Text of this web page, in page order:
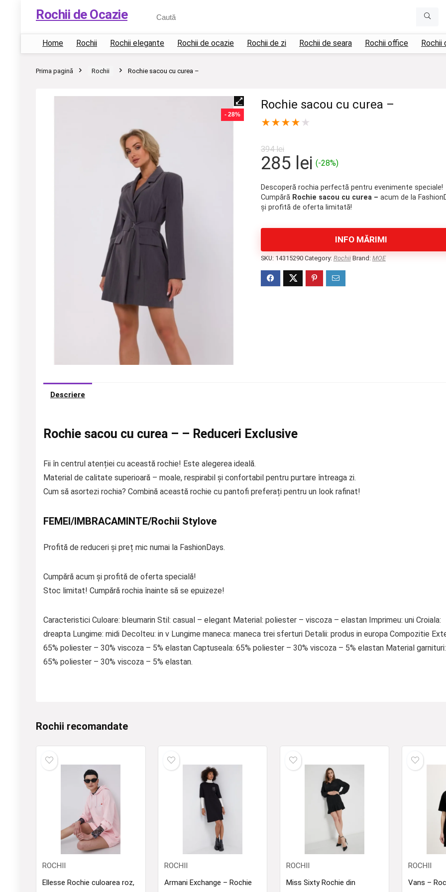
Rochii de Ocazie
Home Rochii Rochii elegante Rochii de ocazie Rochii de zi Rochii de seara Rochii office Rochii
Prima pagină Rochii Rochie sacou cu curea –
- 28%
Rochie sacou cu curea –
★★★★ ★
394lei
Prețul
a
fost:
394 lei.
285 leiPrețul
este:
285 lei.
(-28%)
Descoperă rochia perfectă pentru evenimente speciale!
Cumpără Rochie sacou cu curea – acum de la
și profită de oferta limitată!
INFO MĂRIMI
SKU: 14315290 Category: Rochii Brand: MOE
Descriere
Rochie sacou cu curea – – Reduceri Exclusive
Fii în centrul atenției cu această rochie! Este alegerea ideală.
Material de calitate superioară – moale, respirabil și confortabil pentru purtare întreaga zi.
Cum să asortezi rochia? Combină această rochie cu pantofi preferați pentru un look rafinat!
FEMEI/IMBRACAMINTE/Rochii Stylove
Profită de reduceri și preț mic numai la FashionDays.
Cumpără acum și profită de oferta specială!
Stoc limitat! Cumpără rochia înainte să se epuizeze!
Caracteristici Culoare: bleumarin Stil: casual – elegant Material: poliester – viscoza – elastan Imprimeu: uni Croiala:
dreapta Lungime: midi Decolteu: in v Lungime maneca: maneca trei sferturi Detalii: produs in europa Compozitie
65% poliester – 30% viscoza – 5% elastan Captuseala: 65% poliester – 30% viscoza – 5% elastan Material garnituri:
65% poliester – 30% viscoza – 5% elastan.
Rochii recomandate
ROCHII
Ellesse Rochie culoarea roz,
ROCHII
Armani Exchange – Rochie
ROCHII
Miss Sixty Rochie din
ROCHII
Vans –